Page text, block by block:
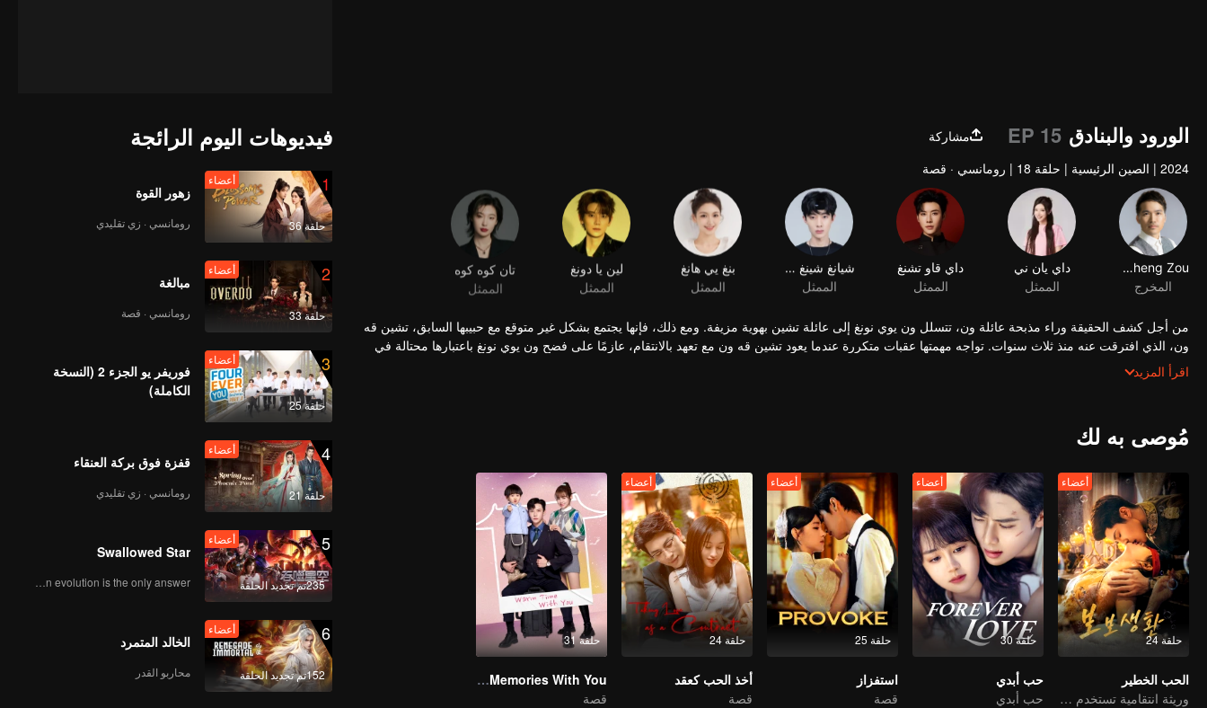
الورود والبنادق EP 15
مشاركة
2024
| الصين الرئيسية | حلقة 18 | رومانسي · قصة
Jicheng Zou
المخرج
داي يان ني
الممثل
داي قاو تشنغ
الممثل
شيانغ شينغ يوي
الممثل
بنغ يي هانغ
الممثل
لين يا دونغ
الممثل
تان كوه كوه
الممثل
من أجل كشف الحقيقة وراء مذبحة عائلة ون، تتسلل ون يوي نونغ إلى عائلة تشين بهوية مزيفة. ومع ذلك، فإنها يجتمع بشكل غير متوقع مع حبيبها السابق، تشين قه
ون، الذي افترقت عنه منذ ثلاث سنوات. تواجه مهمتها عقبات متكررة عندما يعود تشين قه ون مع تعهد بالانتقام، عازمًا على فضح ون يوي نونغ باعتبارها محتالة في
الحب. على الرغم من موقفهما العدائي، فإن مشاعرهما تتعمق مع كل لقاء.
اقرأ المزيد
مُوصى به لك
حلقة 24
أعضاء
الحب الخطير
وريثة انتقامية تستخدم الزواج كطعم للزواج من عائلة ثرية
حلقة 30
أعضاء
حب أبدي
حب أبدي
حلقة 25
أعضاء
استفزاز
قصة
حلقة 24
أعضاء
أخذ الحب كعقد
قصة
حلقة 31
My Memories With You
قصة
فيديوهات اليوم الرائجة
1
حلقة 36
أعضاء
زهور القوة
رومانسي · زي تقليدي
2
حلقة 33
أعضاء
مبالغة
رومانسي · قصة
3
حلقة 25
أعضاء
فوريفر يو الجزء 2 (النسخة
الكاملة)
4
حلقة 21
أعضاء
قفزة فوق بركة العنقاء
رومانسي · زي تقليدي
5
235تم تجديد الحلقة
أعضاء
Swallowed Star
Human evolution is the only answer.
6
152تم تجديد الحلقة
أعضاء
الخالد المتمرد
محاربو القدر